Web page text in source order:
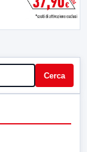
Cerca